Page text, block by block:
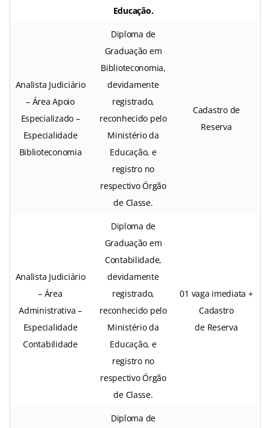
Educação.
Analista Judiciário
– Área Apoio
Especializado –
Especialidade
Biblioteconomia
Diploma de
Graduação em
Biblioteconomia,
devidamente
registrado,
reconhecido pelo
Ministério da
Educação, e
registro no
respectivo Órgão
de Classe.
Cadastro de
Reserva
Analista Judiciário
– Área
Administrativa –
Especialidade
Contabilidade
Diploma de
Graduação em
Contabilidade,
devidamente
registrado,
reconhecido pelo
Ministério da
Educação, e
registro no
respectivo Órgão
de Classe.
01 vaga imediata +
Cadastro
de Reserva
Diploma de